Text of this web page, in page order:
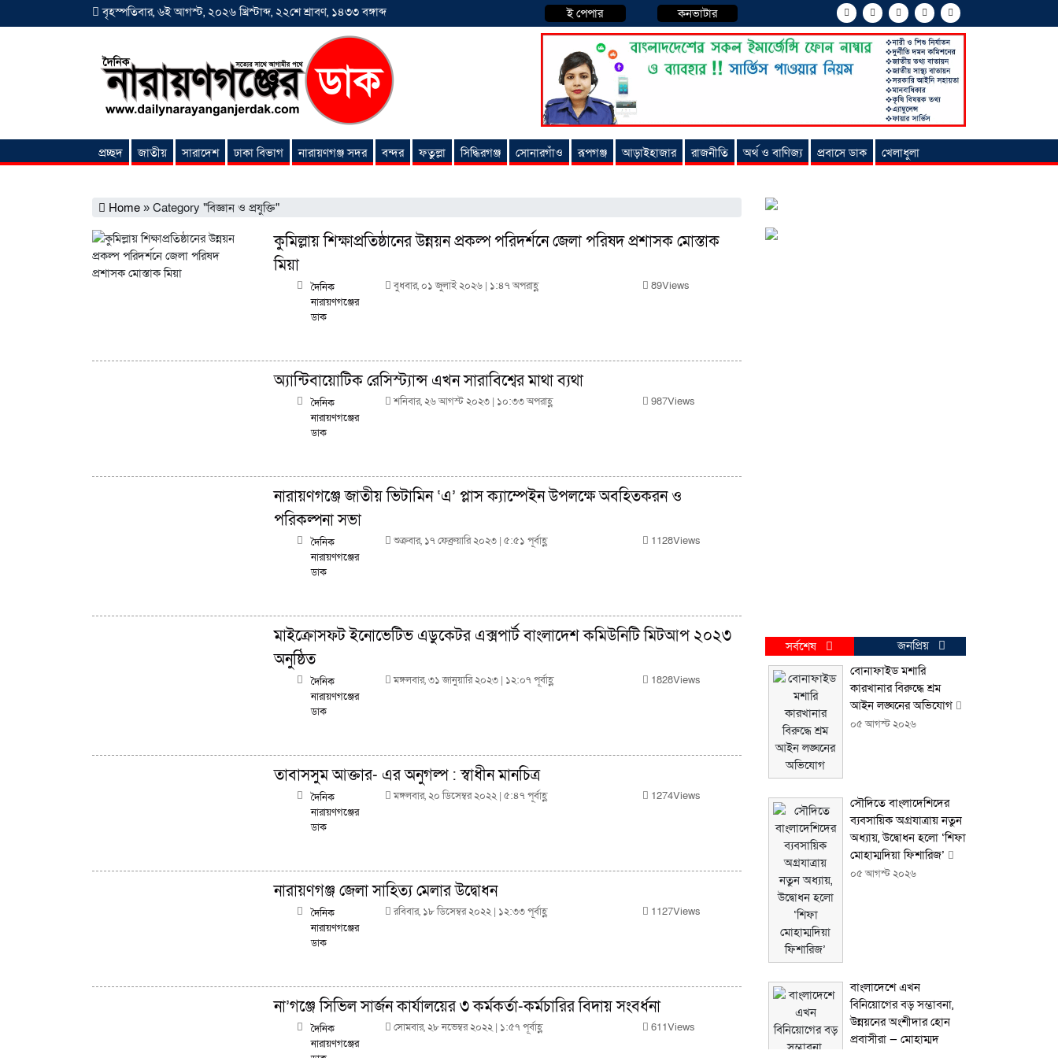
বৃহস্পতিবার, ৬ই আগস্ট, ২০২৬ খ্রিস্টাব্দ, ২২শে শ্রাবণ, ১৪৩৩ বঙ্গাব্দ ই পেপার কনভাটার
প্রচ্ছদ জাতীয় সারাদেশ ঢাকা বিভাগ নারায়ণগঞ্জ সদর বন্দর ফতুল্লা সিদ্ধিরগঞ্জ সোনারগাঁও রূপগঞ্জ আড়াইহাজার রাজনীতি অর্থ ও বাণিজ্য প্রবাসে ডাক
খেলাধুলা
Home » Category "বিজ্ঞান ও প্রযুক্তি"
কুমিল্লায় শিক্ষাপ্রতিষ্ঠানের উন্নয়ন প্রকল্প পরিদর্শনে জেলা পরিষদ প্রশাসক মোস্তাক
মিয়া
দৈনিক
নারায়ণগঞ্জের
ডাক
বুধবার, ০১ জুলাই ২০২৬ | ১:৪৭ অপরাহ্ণ 89Views
অ্যান্টিবায়োটিক রেসিস্ট্যান্স এখন সারাবিশ্বের মাথা ব্যথা
দৈনিক
নারায়ণগঞ্জের
ডাক
শনিবার, ২৬ আগস্ট ২০২৩ | ১০:৩৩ অপরাহ্ণ 987Views
নারায়ণগঞ্জে জাতীয় ভিটামিন ‘এ’ প্লাস ক্যাম্পেইন উপলক্ষে অবহিতকরন ও
পরিকল্পনা সভা
দৈনিক
নারায়ণগঞ্জের
ডাক
শুক্রবার, ১৭ ফেব্রুয়ারি ২০২৩ | ৫:৫১ পূর্বাহ্ণ 1128Views
মাইক্রোসফট ইনোভেটিভ এডুকেটর এক্সপার্ট বাংলাদেশ কমিউনিটি মিটআপ ২০২৩
অনুষ্ঠিত
দৈনিক
নারায়ণগঞ্জের
ডাক
মঙ্গলবার, ৩১ জানুয়ারি ২০২৩ | ১২:০৭ পূর্বাহ্ণ 1828Views
তাবাসসুম আক্তার- এর অনুগল্প : স্বাধীন মানচিত্র
দৈনিক
নারায়ণগঞ্জের
ডাক
মঙ্গলবার, ২০ ডিসেম্বর ২০২২ | ৫:৪৭ পূর্বাহ্ণ 1274Views
নারায়ণগঞ্জ জেলা সাহিত্য মেলার উদ্বোধন
দৈনিক
নারায়ণগঞ্জের
ডাক
রবিবার, ১৮ ডিসেম্বর ২০২২ | ১২:৩৩ পূর্বাহ্ণ 1127Views
না’গঞ্জে সিভিল সার্জন কার্যালয়ের ৩ কর্মকর্তা-কর্মচারির বিদায় সংবর্ধনা
দৈনিক
নারায়ণগঞ্জের
সোমবার, ২৮ নভেম্বর ২০২২ | ১:৫৭ পূর্বাহ্ণ 611Views
সর্বশেষ
জনপ্রিয়
বোনাফাইড মশারি
কারখানার বিরুদ্ধে শ্রম
আইন লঙ্ঘনের অভিযোগ
০৫ আগস্ট ২০২৬
সৌদিতে বাংলাদেশিদের
ব্যবসায়িক অগ্রযাত্রায় নতুন
অধ্যায়, উদ্বোধন হলো ‘শিফা
মোহাম্মদিয়া ফিশারিজ’
০৫ আগস্ট ২০২৬
বাংলাদেশে এখন
বিনিয়োগের বড় সম্ভাবনা,
উন্নয়নের অংশীদার হোন
প্রবাসীরা — মোহাম্মদ